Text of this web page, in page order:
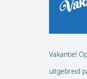
Vakantie!
uitgebreid